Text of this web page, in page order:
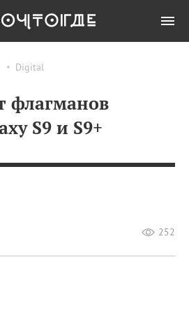
Digital
флагманов
S9 и S9+
252